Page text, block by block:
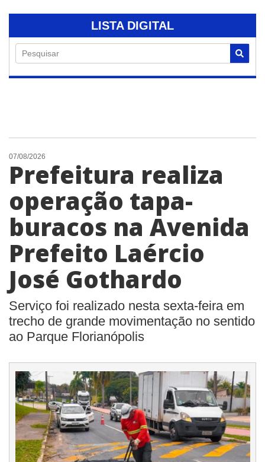
LISTA DIGITAL
Pesquisar
07/08/2026
Prefeitura realiza
operação tapa-
buracos na Avenida
Prefeito Laércio
José Gothardo
Serviço foi realizado nesta sexta-feira em
trecho de grande movimentação no sentido
ao Parque Florianópolis